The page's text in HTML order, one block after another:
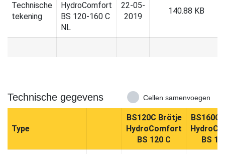
Technische
tekening
HydroComfort
BS 120-160 C
NL
22-05-
2019
140.88 KB
Technische gegevens Cellen samenvoegen
Type
BS120C Brötje
HydroComfort
BS 120 C
BS160C
BS